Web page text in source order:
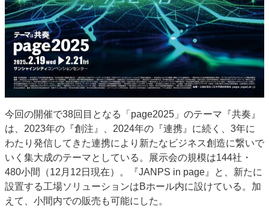
今回の開催で38回目となる「page2025」のテーマ『共奏』
は、2023年の『創注』、2024年の『連携』に続く、3年に
わたり発信してきた連携により新たなビジネス創造に繋いで
いく集大成のテーマとしている。展示会の規模は144社・
480小間（12月12日現在）。『JANPS in page』と、新たに
設置する工場ソリューションはBホール内に設けている。加
えて、小間内での販売も可能にした。